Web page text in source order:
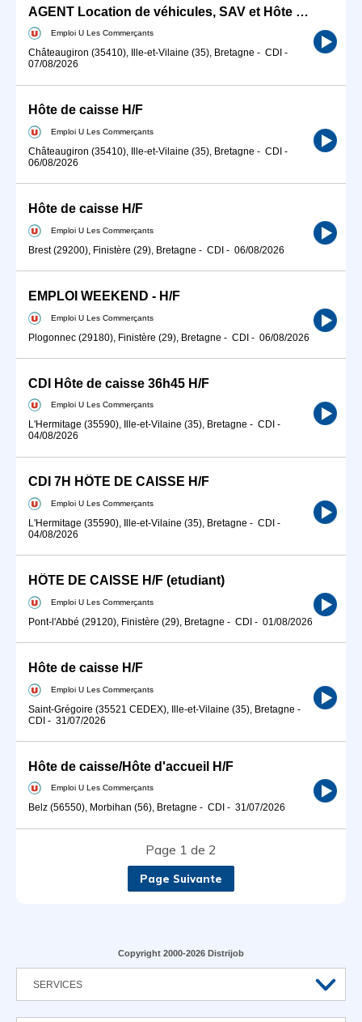
AGENT Location de véhicules, SAV et Hôte de caisse H/F
Emploi U Les Commerçants
Châteaugiron (35410), Ille-et-Vilaine (35), Bretagne - CDI -
07/08/2026
Hôte de caisse H/F
Emploi U Les Commerçants
Châteaugiron (35410), Ille-et-Vilaine (35), Bretagne - CDI -
06/08/2026
Hôte de caisse H/F
Emploi U Les Commerçants
Brest (29200), Finistère (29), Bretagne - CDI - 06/08/2026
EMPLOI WEEKEND - H/F
Emploi U Les Commerçants
Plogonnec (29180), Finistère (29), Bretagne - CDI - 06/08/2026
CDI Hôte de caisse 36h45 H/F
Emploi U Les Commerçants
L'Hermitage (35590), Ille-et-Vilaine (35), Bretagne - CDI -
04/08/2026
CDI 7H HÔTE DE CAISSE H/F
Emploi U Les Commerçants
L'Hermitage (35590), Ille-et-Vilaine (35), Bretagne - CDI -
04/08/2026
HÔTE DE CAISSE H/F (etudiant)
Emploi U Les Commerçants
Pont-l'Abbé (29120), Finistère (29), Bretagne - CDI - 01/08/2026
Hôte de caisse H/F
Emploi U Les Commerçants
Saint-Grégoire (35521 CEDEX), Ille-et-Vilaine (35), Bretagne -
CDI - 31/07/2026
Hôte de caisse/Hôte d'accueil H/F
Emploi U Les Commerçants
Belz (56550), Morbihan (56), Bretagne - CDI - 31/07/2026
Page 1 de 2
Page Suivante
Copyright 2000-2026 Distrijob
SERVICES